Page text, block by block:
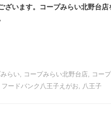
ざいます。コープみらい北野台
らい, コープみらい北野台店, コー
フードバンク八王子えがお, 八王子